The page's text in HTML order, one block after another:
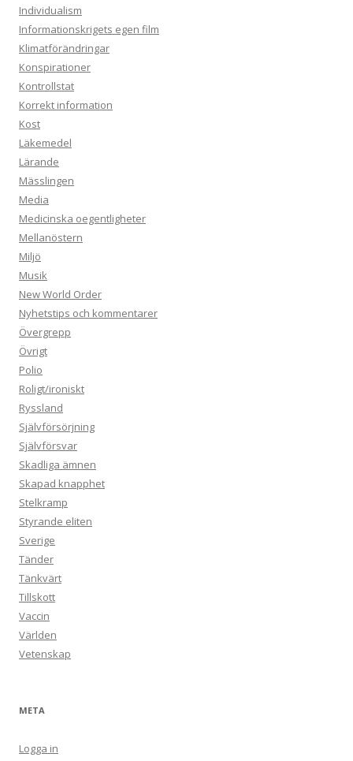
Individualism
Informationskrigets egen film
Klimatförändringar
Konspirationer
Kontrollstat
Korrekt information
Kost
Läkemedel
Lärande
Mässlingen
Media
Medicinska oegentligheter
Mellanöstern
Miljö
Musik
New World Order
Nyhetstips och kommentarer
Övergrepp
Övrigt
Polio
Roligt/ironiskt
Ryssland
Självförsörjning
Självförsvar
Skadliga ämnen
Skapad knapphet
Stelkramp
Styrande eliten
Sverige
Tänder
Tänkvärt
Tillskott
Vaccin
Världen
Vetenskap
META
Logga in